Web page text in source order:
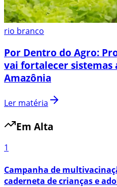
rio branco
Por Dentro do Agro:
vai fortalecer sistemas
Amazônia
Ler matéria
Em Alta
1
Campanha de
caderneta de crianças e